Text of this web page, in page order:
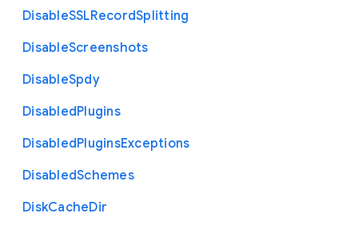
DisableSSLRecordSplitting
DisableScreenshots
DisableSpdy
DisabledPlugins
DisabledPluginsExceptions
DisabledSchemes
DiskCacheDir